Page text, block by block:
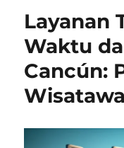
Layanan
Waktu
Cancún: